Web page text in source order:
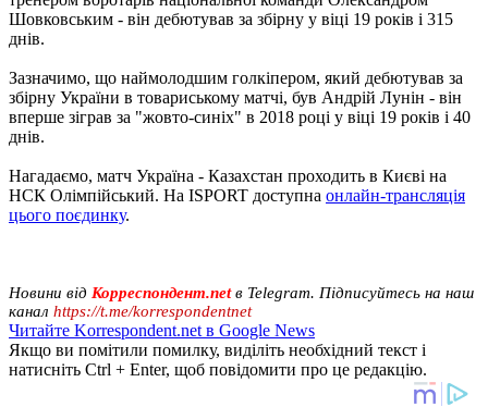
Шовковським - він дебютував за збірну у віці 19 років і 315
днів.
Зазначимо, що наймолодшим голкіпером, який дебютував за
збірну України в товариському матчі, був Андрій Лунін - він
вперше зіграв за "жовто-синіх" в 2018 році у віці 19 років і 40
днів.
Нагадаємо, матч Україна - Казахстан проходить в Києві на
НСК Олімпійський. На ISPORT доступна онлайн-трансляція
цього поєдинку.
Новини від Корреспондент.netв Telegram. Підписуйтесь на наш
канал https://t.me/korrespondentnet
Читайте Korrespondent.net в Google News
Якщо ви помітили помилку, виділіть необхідний текст і
натисніть Ctrl + Enter, щоб повідомити про це редакцію.